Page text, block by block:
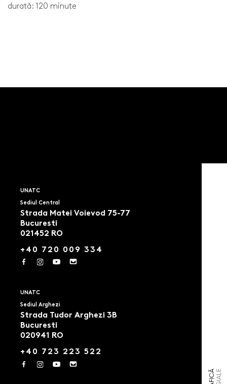
durată: 120 minute
UNATC
Sediul Central
Strada Matei Voievod 75-77
Bucuresti
021452 RO
+40 720 009 334
UNATC
Sediul Arghezi
Strada Tudor Arghezi 3B
Bucuresti
020941 RO
+40 723 223 522